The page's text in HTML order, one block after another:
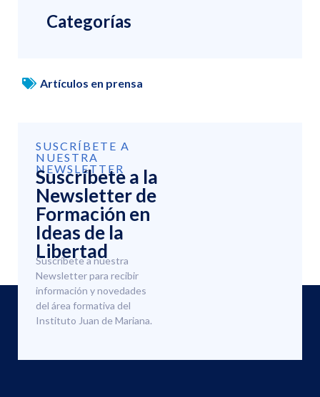
Categorías
Artículos en prensa
SUSCRÍBETE A
NUESTRA
NEWSLETTER
Suscríbete a la
Newsletter de
Formación en
Ideas de la
Libertad
Suscríbete a nuestra
Newsletter para recibir
información y novedades
del área formativa del
Instituto Juan de Mariana.